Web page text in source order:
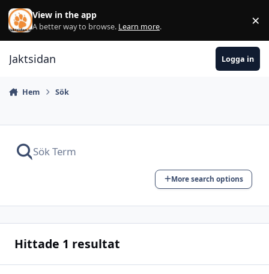
Hoppa till innehåll
View in the app
A better way to browse. Learn more. ×
Jaktsidan Logga in
Hem Sök
More search options
Hittade 1 resultat